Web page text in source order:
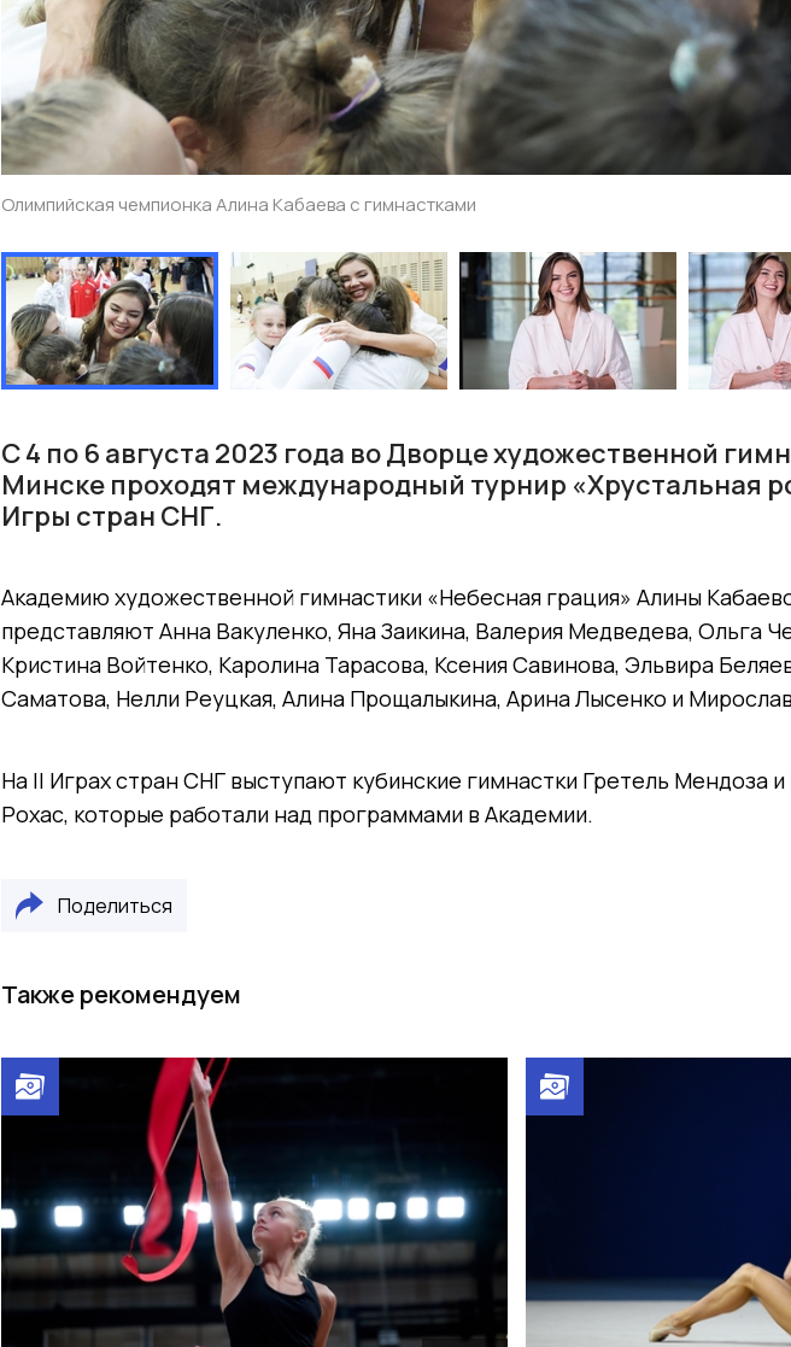
Олимпийская чемпионка Алина Кабаева с гимнастками
С 4 по 6 августа 2023 года во Дворце художественной
Минске проходят международный турнир «Хрустальная
Игры стран СНГ.
Академию художественной гимнастики «Небесная грация» Алины
представляют Анна Вакуленко, Яна Заикина, Валерия Медведева, Ольга
Кристина Войтенко, Каролина Тарасова, Ксения Савинова, Эльвира
Саматова, Нелли Реуцкая, Алина Прощалыкина, Арина Лысенко и
На II Играх стран СНГ выступают кубинские гимнастки Гретель Мендоза
Рохас, которые работали над программами в Академии.
Поделиться
Также рекомендуем